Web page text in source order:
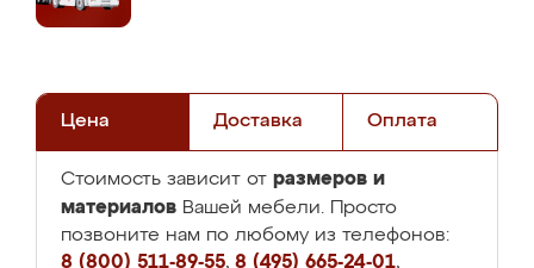
Цена Доставка Оплата
Стоимость зависит от размеров и
материалов Вашей мебели. Просто
позвоните нам по любому из телефонов:
8 (800) 511-89-55, 8 (495) 665-24-01,